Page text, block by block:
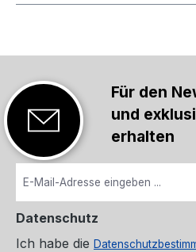
Für den
und
erhalten
Datenschutz
Ich habe die